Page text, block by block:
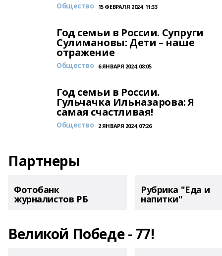
Общество 15 ФЕВРАЛЯ 2024, 11:33
Год семьи в России. Супруги
Сулимановы: Дети – наше
отражение
Общество 6 ЯНВАРЯ 2024, 08:05
Год семьи в России.
Гульчачка Ильназарова: Я
самая счастливая!
Общество 2 ЯНВАРЯ 2024, 07:26
Партнеры
Фотобанк
журналистов РБ
Рубрика "Еда и
напитки"
Великой Победе - 77!